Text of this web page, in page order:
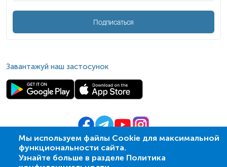
Мы используем файлы Cookie для максимальной
функциональности сайта.
Узнайте больше в разделе Политика
Подписаться
Завантажуй наш застосунок
© 2009- 2026| ПСМЛ «Ескулаб»